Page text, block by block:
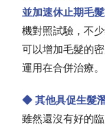
並加速休止期毛
機對照試驗，不
可以增加毛髮的
運用在合併治療。
◆ 其他具促生髮
雖然還沒有好的